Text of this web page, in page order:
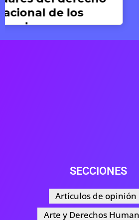
Silvana Dextre
17 DE JUNIO DE 2026
SECCIONES
Artículos de opinión
Arte y Derechos